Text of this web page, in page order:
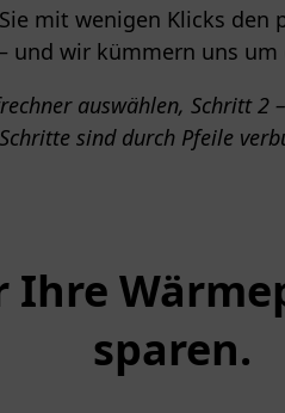
mit wenigen Klicks
und wir kümmern uns um
sparen.